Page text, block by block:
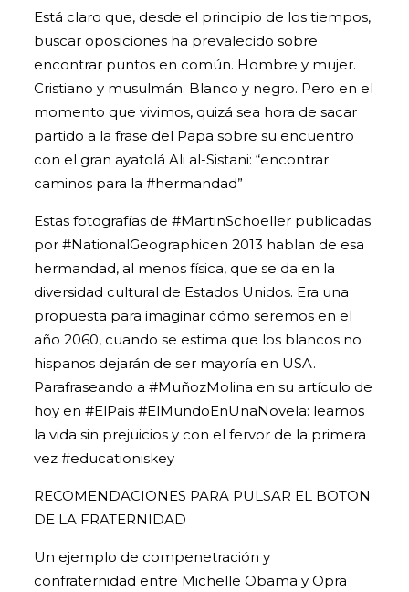
Está claro que, desde el principio de los tiempos,
buscar oposiciones ha prevalecido sobre
encontrar puntos en común. Hombre y mujer.
Cristiano y musulmán. Blanco y negro. Pero en el
momento que vivimos, quizá sea hora de sacar
partido a la frase del Papa sobre su encuentro
con el gran ayatolá Ali al-Sistani: “encontrar
caminos para la#hermandad”
Estas fotografías de#MartinSchoeller publicadas
por#NationalGeographicen 2013 hablan de esa
hermandad, al menos física, que se da en la
diversidad cultural de Estados Unidos. Era una
propuesta para imaginar cómo seremos en el
año 2060, cuando se estima que los blancos no
hispanos dejarán de ser mayoría en USA.
Parafraseando a#MuñozMolina en su artículo de
hoy en#ElPais #ElMundoEnUnaNovela: leamos
la vida sin prejuicios y con el fervor de la primera
vez#educationiskey
RECOMENDACIONES PARA PULSAR EL BOTON
DE LA FRATERNIDAD
Un ejemplo de compenetración y
confraternidad entre Michelle Obama y Opra